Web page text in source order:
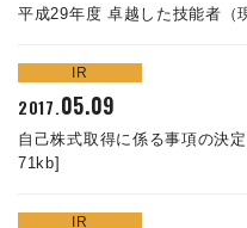
お問い合わせ
高松流技
ご利用に際して
当社のセキュリティへの取り
平成29年度 卓越した技能者（
IR
2017.05.09
自己株式取得に係る事項の決
71kb]
IR